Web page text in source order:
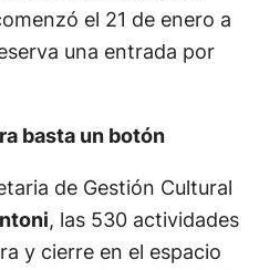
el 21 de enero a
una entrada por
basta un botón
de Gestión Cultural
, las 530 actividades
y cierre en el espacio